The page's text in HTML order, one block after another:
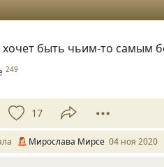
быть чьим-то самым
249
17
Мирослава Мирсе 04 ноя 2020